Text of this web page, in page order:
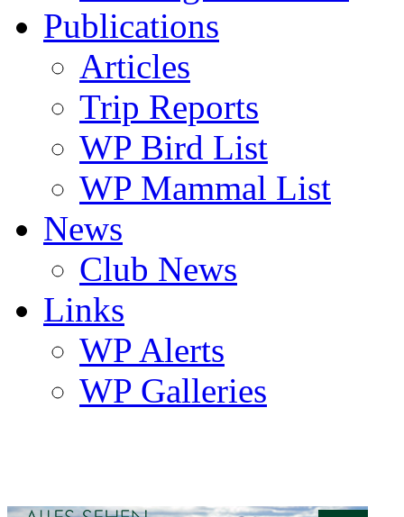
Publications
Articles
Trip Reports
WP Bird List
WP Mammal List
News
Club News
Links
WP Alerts
WP Galleries